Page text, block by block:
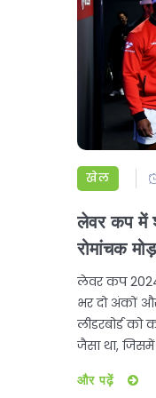
खेल
लेवर कप में
रोमांचक
लेवर कप 2024
भर दो अंकों और
लीडरबोर्ड को
जैसा था,
और पढ़ें